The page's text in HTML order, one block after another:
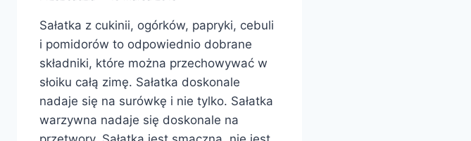
Sałatka z cukinii, ogórków, papryki, cebuli
i pomidorów to odpowiednio dobrane
składniki, które można przechowywać w
słoiku całą zimę. Sałatka doskonale
nadaje się na surówkę i nie tylko. Sałatka
warzywna nadaje się doskonale na